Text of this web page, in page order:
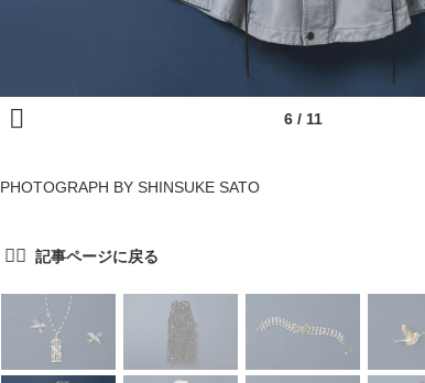
PHOTOGRAPH BY SHINSUKE SATO